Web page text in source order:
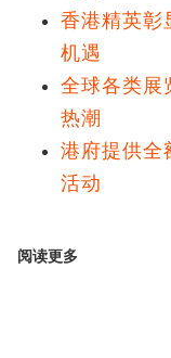
香港精英
机遇
全球各类
热潮
港府提供
活动
阅读更多